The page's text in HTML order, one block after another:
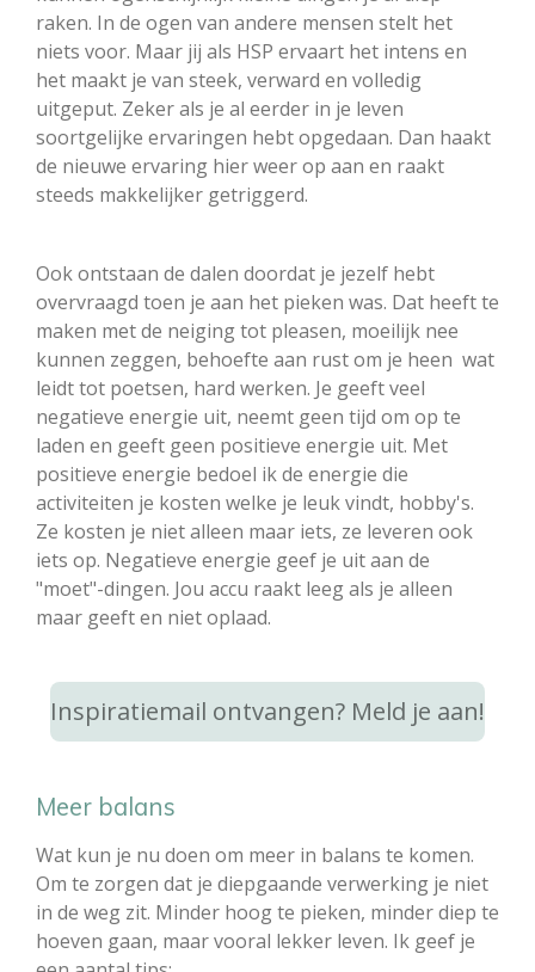
raken. In de ogen van andere mensen stelt het
niets voor. Maar jij als HSP ervaart het intens en
het maakt je van steek, verward en volledig
uitgeput. Zeker als je al eerder in je leven
soortgelijke ervaringen hebt opgedaan. Dan haakt
de nieuwe ervaring hier weer op aan en raakt
steeds makkelijker getriggerd.
Ook ontstaan de dalen doordat je jezelf hebt
overvraagd toen je aan het pieken was. Dat heeft te
maken met de neiging tot pleasen, moeilijk nee
kunnen zeggen, behoefte aan rust om je heen wat
leidt tot poetsen, hard werken. Je geeft veel
negatieve energie uit, neemt geen tijd om op te
laden en geeft geen positieve energie uit. Met
positieve energie bedoel ik de energie die
activiteiten je kosten welke je leuk vindt, hobby's.
Ze kosten je niet alleen maar iets, ze leveren ook
iets op. Negatieve energie geef je uit aan de
"moet"-dingen. Jou accu raakt leeg als je alleen
maar geeft en niet oplaad.
Inspiratiemail ontvangen? Meld je aan!
Meer balans
Wat kun je nu doen om meer in balans te komen.
Om te zorgen dat je diepgaande verwerking je niet
in de weg zit. Minder hoog te pieken, minder diep te
hoeven gaan, maar vooral lekker leven. Ik geef je